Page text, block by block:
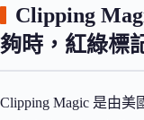
Clipping
夠時，紅綠標
Clipping Magic 是由美